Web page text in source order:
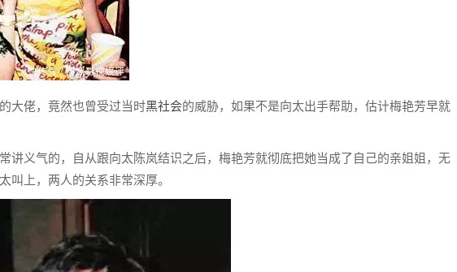
大佬，竟然也曾受过当时黑社会的威胁，如果不是向太出手帮助，估计梅艳芳早就
讲义气的，自从跟向太陈岚结识之后，梅艳芳就彻底把她当成了自己的亲姐姐，无
叫上，两人的关系非常深厚。